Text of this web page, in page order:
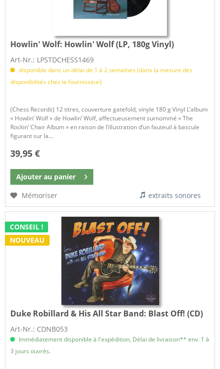
Howlin' Wolf: Howlin' Wolf (LP, 180g Vinyl)
Art-Nr.: LPSTDCHESS1469
disponible dans un délai de 1 à 2 semaines (dans la mesure des
disponibilités chez le fournisseur)
(Chess Records) 12 titres, couverture gatefold, vinyle 180 g Vinyl L’album
« Howlin’ Wolf » de Howlin’ Wolf, affectueusement surnommé « The
Rockin’ Chair Album » en raison de l’illustration d’un fauteuil à bascule
figurant sur la...
39,95 €
Ajouter au panier
Mémoriser
extraits sonores
CONSEIL !
NOUVEAU
Duke Robillard & His All Star Band: Blast Off! (CD)
Art-Nr.: CDNB053
Immédiatement disponible à l'expédition, Délai de livraison** env. 1 à
3 jours ouvrés.